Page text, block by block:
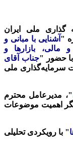
ملی ایران
" آشنایی با مبانی و
مالی، بازارها و
"جناب آقای
سرمایه‌گذاری ملی
"، مدیرعامل محترم
اهمیت موضوعات
" با رویکردی تحلیلی